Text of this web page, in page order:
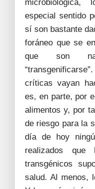
especial sentido
sí son bastante
foráneo que se
que son
críticas vayan
es, en parte, por
alimentos y, por
de riesgo para la
día de hoy
realizados que
transgénicos
salud. Al menos,